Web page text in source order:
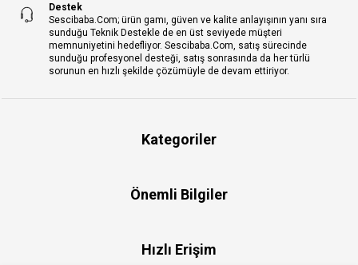
Destek
Sescibaba.Com; ürün gamı, güven ve kalite anlayışının yanı sıra
sunduğu Teknik Destekle de en üst seviyede müşteri
memnuniyetini hedefliyor. Sescibaba.Com, satış sürecinde
sunduğu profesyonel desteği, satış sonrasında da her türlü
sorunun en hızlı şekilde çözümüyle de devam ettiriyor.
Kategoriler
Önemli Bilgiler
Hızlı Erişim